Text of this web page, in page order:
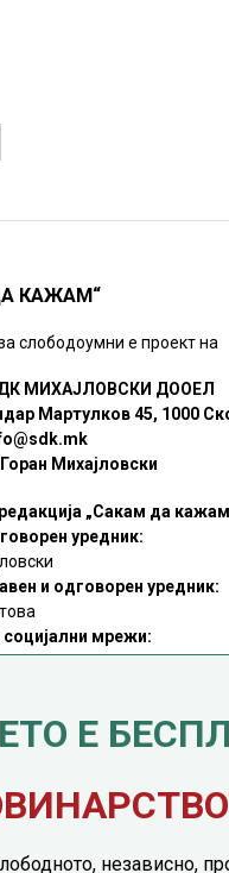
КАЖАМ“
слободоумни е проект на
МИХАЈЛОВСКИ ДООЕЛ
Мартулков 45, 1000
Михајловски
„Сакам да
уредник:
и одговорен уредник:
социјални мрежи:
авторски текстови е казниво со
авторски содржини (текстови) од
Е
независно,